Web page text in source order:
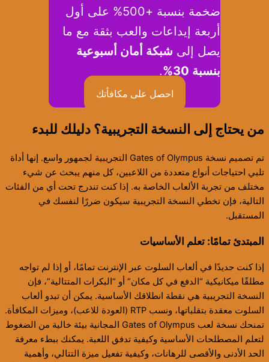
ضخمة بنسبة +500% على أول
أربعة إيداعات والعب بثقة مع ما
يصل إلى شبكة أمان أسبوعية
بنسبة 30%
.
احصل على مكافأتك
من يحتاج إلى النسخة التجريبية؟ دليلك للبدء
تم تصميم نسخة Gates of Olympus التجريبية لجمهور واسع. إنها أداة
تلبي احتياجات أنواع متعددة من اللاعبين، كل منهم يبحث عن شيء
مختلف من تجربة الألعاب الخاصة به. إذا كنت تندرج تحت أي من الفئات
التالية، فإن تخطي النسخة التجريبية سيكون ضررًا لنفسك في
المستقبل.
المبتدئ تمامًا: تعلم الأساسيات
إذا كنت جديدًا في ألعاب السلوت عبر الإنترنت تمامًا، أو إذا لم تواجه
مطلقًا ميكانيكية “الدفع في كل مكان” أو “البكرات المتتالية”، فإن
النسخة التجريبية هي نقطة انطلاقك الأساسية. يمكن أن تبدو ألعاب
السلوت معقدة بتقلباتها، ونسب RTP (العودة للاعب)، وميزات المكافأة.
تمنحك نسخة لعب Gates of Olympus المجانية بيئة خالية من الضغوط
لتعلم المصطلحات الأساسية وكيفية تدفق اللعبة. يمكنك ببطء معرفة
الحد الأدنى والأقصى للرهانات، وكيفية تفعيل ميزة التتالي، وأهمية